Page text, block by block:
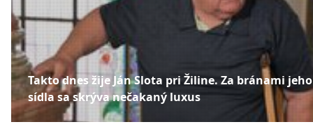
Takto dnes žije Ján Slota pri Žiline. Za bránami jeho
sídla sa skrýva nečakaný luxus